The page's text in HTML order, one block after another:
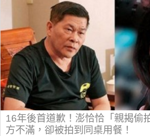
16年後首道歉！澎恰恰「親揭偷
方不滿，卻被拍到同桌用餐！